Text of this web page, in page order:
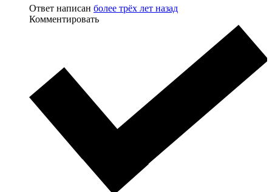
Ответ написан более трёх лет назад
Комментировать